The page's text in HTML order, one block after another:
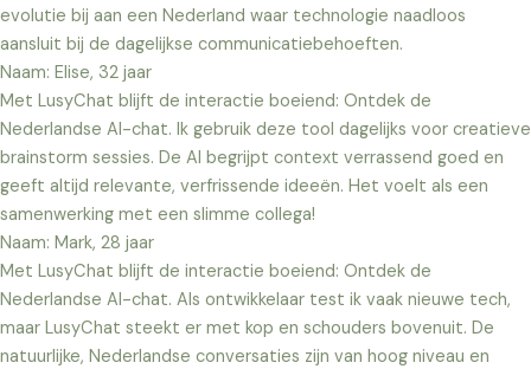
evolutie bij aan een Nederland waar technologie naadloos
aansluit bij de dagelijkse communicatiebehoeften.
Naam: Elise, 32 jaar
Met LusyChat blijft de interactie boeiend: Ontdek de
Nederlandse AI-chat. Ik gebruik deze tool dagelijks voor creatieve
brainstorm sessies. De AI begrijpt context verrassend goed en
geeft altijd relevante, verfrissende ideeën. Het voelt als een
samenwerking met een slimme collega!
Naam: Mark, 28 jaar
Met LusyChat blijft de interactie boeiend: Ontdek de
Nederlandse AI-chat. Als ontwikkelaar test ik vaak nieuwe tech,
maar LusyChat steekt er met kop en schouders bovenuit. De
natuurlijke, Nederlandse conversaties zijn van hoog niveau en